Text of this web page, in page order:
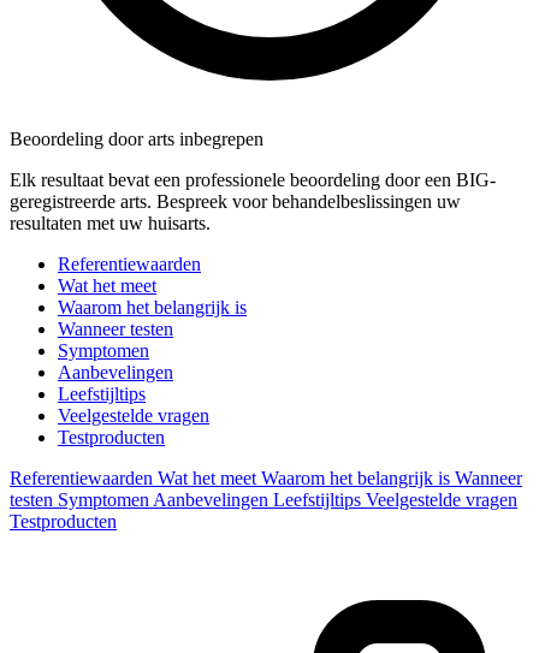
Beoordeling door arts inbegrepen
Elk resultaat bevat een professionele beoordeling door een BIG-
geregistreerde arts. Bespreek voor behandelbeslissingen uw
resultaten met uw huisarts.
Referentiewaarden
Wat het meet
Waarom het belangrijk is
Wanneer testen
Symptomen
Aanbevelingen
Leefstijltips
Veelgestelde vragen
Testproducten
Referentiewaarden Wat het meet Waarom het belangrijk is Wanneer
testen Symptomen Aanbevelingen Leefstijltips Veelgestelde vragen
Testproducten